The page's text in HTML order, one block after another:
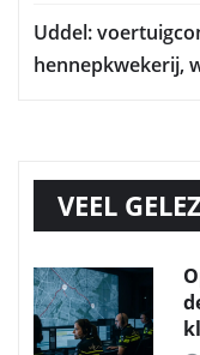
Uddel:
hennepkwekerij,
VEEL